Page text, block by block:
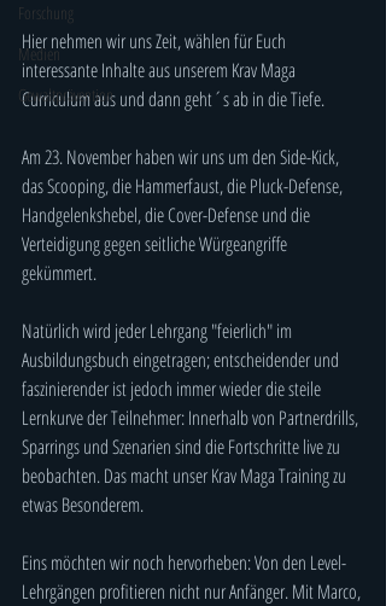
Forschung
Medien
Gewaltprävention
Hier nehmen wir uns Zeit, wählen für Euch
interessante Inhalte aus unserem Krav Maga
Curriculum aus und dann geht´s ab in die Tiefe.
Am 23. November haben wir uns um den Side-Kick,
das Scooping, die Hammerfaust, die Pluck-Defense,
Handgelenkshebel, die Cover-Defense und die
Verteidigung gegen seitliche Würgeangriffe
gekümmert.
Natürlich wird jeder Lehrgang "feierlich" im
Ausbildungsbuch eingetragen; entscheidender und
faszinierender ist jedoch immer wieder die steile
Lernkurve der Teilnehmer: Innerhalb von Partnerdrills,
Sparrings und Szenarien sind die Fortschritte live zu
beobachten. Das macht unser Krav Maga Training zu
etwas Besonderem.
Eins möchten wir noch hervorheben: Von den Level-
Lehrgängen profitieren nicht nur Anfänger. Mit Marco,